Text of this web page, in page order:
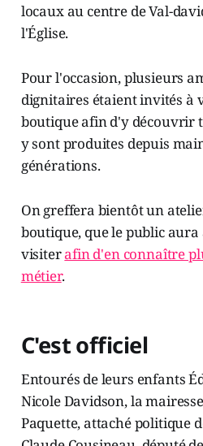
locaux au centre de Val-
l'Église.
Pour l'occasion, plusieurs
dignitaires étaient invités à
boutique afin d'y découvrir
y sont produites depuis
générations.
On greffera bientôt un
boutique, que le public aura
visiterafin d'en connaître
métier.
C'est officiel
Entourés de leurs enfants
Nicole Davidson, la
Paquette, attaché politique